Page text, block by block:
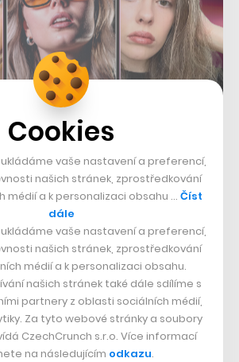
plánů vzdát nechtěl, a tak se
konkurenční Líšně.„Do SK Líšeň
Cookies
vaše nastavení a preferencí,
našich stránek, zprostředkování
médií a k personalizaci obsahu … Číst
dále
vaše nastavení a preferencí,
našich stránek, zprostředkování
médií a k personalizaci obsahu.
našich stránek také dále sdílíme s
partnery z oblasti sociálních médií,
Za tyto webové stránky a soubory
CzechCrunch s.r.o. Více informací
na následujícím odkazu.